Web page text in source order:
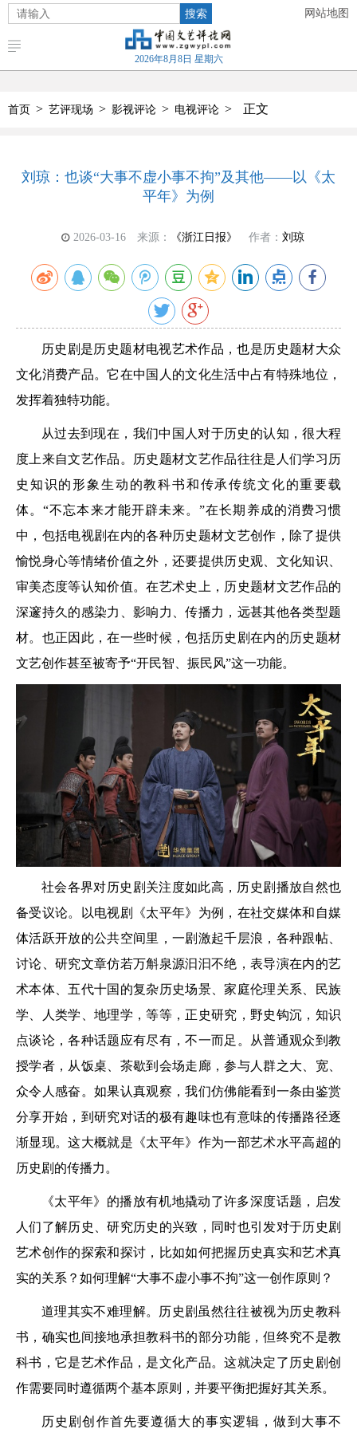
搜索 网站地图
2026年8月8日 星期六
首页 > 艺评现场 > 影视评论 > 电视评论 > 正文
刘琼：也谈“大事不虚小事不拘”及其他——以《太
平年》为例
2026-03-16 来源： 《浙江日报》 作者： 刘琼
历史剧是历史题材电视艺术作品，也是历史题材大众
文化消费产品。它在中国人的文化生活中占有特殊地位，
发挥着独特功能。
从过去到现在，我们中国人对于历史的认知，很大程
度上来自文艺作品。历史题材文艺作品往往是人们学习历
史知识的形象生动的教科书和传承传统文化的重要载
体。“不忘本来才能开辟未来。”在长期养成的消费习惯
中，包括电视剧在内的各种历史题材文艺创作，除了提供
愉悦身心等情绪价值之外，还要提供历史观、文化知识、
审美态度等认知价值。在艺术史上，历史题材文艺作品的
深邃持久的感染力、影响力、传播力，远甚其他各类型题
材。也正因此，在一些时候，包括历史剧在内的历史题材
文艺创作甚至被寄予“开民智、振民风”这一功能。
社会各界对历史剧关注度如此高，历史剧播放自然也
备受议论。以电视剧《太平年》为例，在社交媒体和自媒
体活跃开放的公共空间里，一剧激起千层浪，各种跟帖、
讨论、研究文章仿若万斛泉源汩汩不绝，表导演在内的艺
术本体、五代十国的复杂历史场景、家庭伦理关系、民族
学、人类学、地理学，等等，正史研究，野史钩沉，知识
点谈论，各种话题应有尽有，不一而足。从普通观众到教
授学者，从饭桌、茶歇到会场走廊，参与人群之大、宽、
众令人感奋。如果认真观察，我们仿佛能看到一条由鉴赏
分享开始，到研究对话的极有趣味也有意味的传播路径逐
渐显现。这大概就是《太平年》作为一部艺术水平高超的
历史剧的传播力。
《太平年》的播放有机地撬动了许多深度话题，启发
人们了解历史、研究历史的兴致，同时也引发对于历史剧
艺术创作的探索和探讨，比如如何把握历史真实和艺术真
实的关系？如何理解“大事不虚小事不拘”这一创作原则？
道理其实不难理解。历史剧虽然往往被视为历史教科
书，确实也间接地承担教科书的部分功能，但终究不是教
科书，它是艺术作品，是文化产品。这就决定了历史剧创
作需要同时遵循两个基本原则，并要平衡把握好其关系。
历史剧创作首先要遵循大的事实逻辑，做到大事不